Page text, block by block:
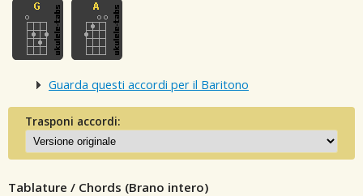
Guarda questi accordi per il Baritono
Trasponi accordi:
Tablature / Chords (Brano intero)